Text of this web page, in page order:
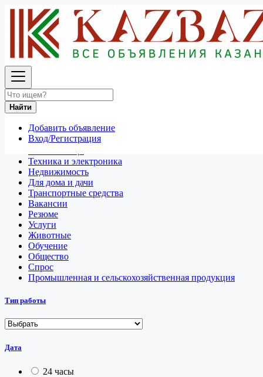
Найти
Добавить объявление
Вход/Регистрация
Вакансии
Административная работа
Все объявления в 50 км around Грозный
Отдам даром
Разное
Техника и электроника
Недвижимость
Для дома и дачи
Транспортные средства
Вакансии
Резюме
Услуги
Животные
Обучение
Общество
Спрос
Промышленная и сельскохозяйственная продукция
Тип работы
Дата
24 часы